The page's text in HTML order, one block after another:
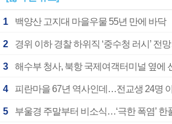
1 백양산 고지대 마을우물 55년 만에 바닥
2 경위 이하 경찰 하위직 ‘중수청 러시’ 전
3 해수부 청사, 북항 국제여객터미널 옆에
4 피란마을 67년 역사인데…전교생 24명
5 부울경 주말부터 비소식…‘극한 폭염’ 한